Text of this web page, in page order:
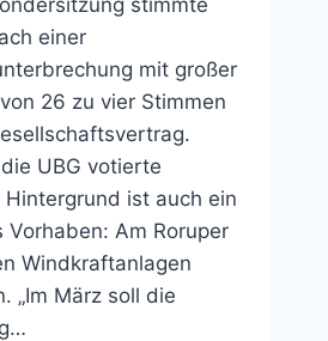
einer
mit großer
26 zu vier Stimmen
UBG votierte
Hintergrund ist auch ein
Vorhaben: Am Roruper
Windkraftanlagen
„Im März soll die